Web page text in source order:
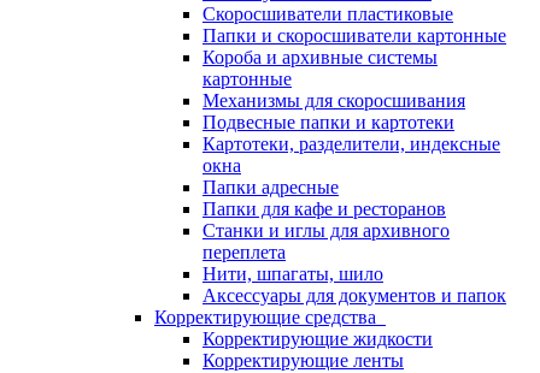
Скоросшиватели пластиковые
Папки и скоросшиватели картонные
Короба и архивные системы
картонные
Механизмы для скоросшивания
Подвесные папки и картотеки
Картотеки, разделители, индексные
окна
Папки адресные
Папки для кафе и ресторанов
Станки и иглы для архивного
переплета
Нити, шпагаты, шило
Аксессуары для документов и папок
Корректирующие средства
Корректирующие жидкости
Корректирующие ленты